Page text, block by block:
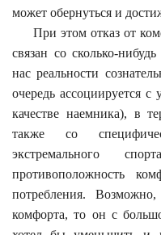
может обернуться и
При этом отказ от
связан со сколько-
нас реальности
очередь ассоциируется
качестве наемника), в
также со
экстремального
противоположность
потребления.
комфорта, то он с